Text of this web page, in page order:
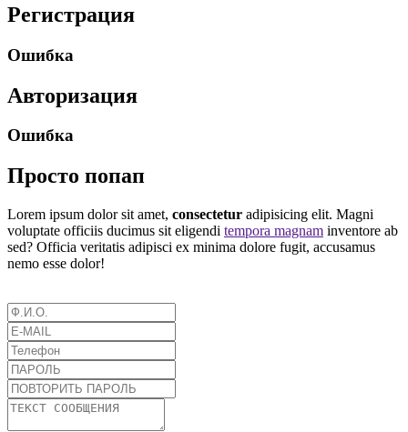
Регистрация
Ошибка
Авторизация
Ошибка
Просто попап
Lorem ipsum dolor sit amet, consectetur adipisicing elit. Magni
voluptate officiis ducimus sit eligendi tempora magnam inventore ab
sed? Officia veritatis adipisci ex minima dolore fugit, accusamus
nemo esse dolor!